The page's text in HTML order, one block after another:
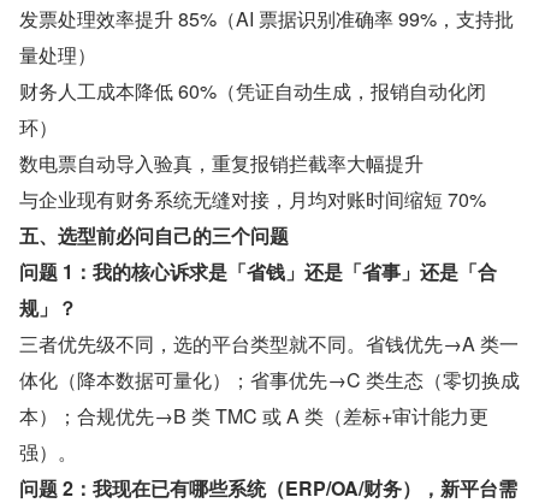
发票处理效率提升 85%（AI 票据识别准确率 99%，支持批
量处理）
财务人工成本降低 60%（凭证自动生成，报销自动化闭
环）
数电票自动导入验真，重复报销拦截率大幅提升
与企业现有财务系统无缝对接，月均对账时间缩短 70%
五、选型前必问自己的三个问题
问题 1：我的核心诉求是「省钱」还是「省事」还是「合
规」？
三者优先级不同，选的平台类型就不同。省钱优先→A 类一
体化（降本数据可量化）；省事优先→C 类生态（零切换成
本）；合规优先→B 类 TMC 或 A 类（差标+审计能力更
强）。
问题 2：我现在已有哪些系统（ERP/OA/财务），新平台需